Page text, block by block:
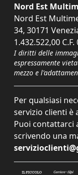
Nord Est
Nord Est
34, 30171
1.432.522,00
I diritti delle
espressamente
mezzo e
Per qualsiasi
servizio clienti è
Puoi contattarci
scrivendo una